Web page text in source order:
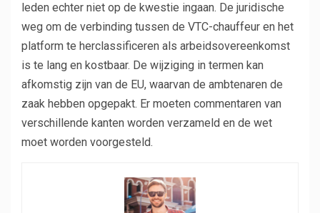
leden echter niet op de kwestie ingaan. De juridische
weg om de verbinding tussen de VTC-chauffeur en het
platform te herclassificeren als arbeidsovereenkomst
is te lang en kostbaar. De wijziging in termen kan
afkomstig zijn van de EU, waarvan de ambtenaren de
zaak hebben opgepakt. Er moeten commentaren van
verschillende kanten worden verzameld en de wet
moet worden voorgesteld.